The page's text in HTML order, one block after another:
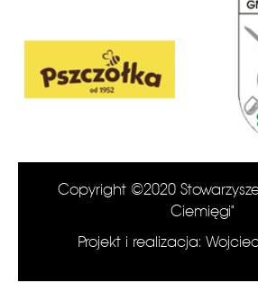
Copyright ©2020
Ciemięgi"
Projekt i realizacja: